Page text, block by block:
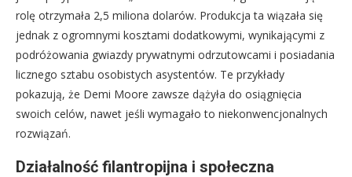
rolę otrzymała 2,5 miliona dolarów. Produkcja ta wiązała się
jednak z ogromnymi kosztami dodatkowymi, wynikającymi z
podróżowania gwiazdy prywatnymi odrzutowcami i posiadania
licznego sztabu osobistych asystentów. Te przykłady
pokazują, że Demi Moore zawsze dążyła do osiągnięcia
swoich celów, nawet jeśli wymagało to niekonwencjonalnych
rozwiązań.
Działalność filantropijna i społeczna